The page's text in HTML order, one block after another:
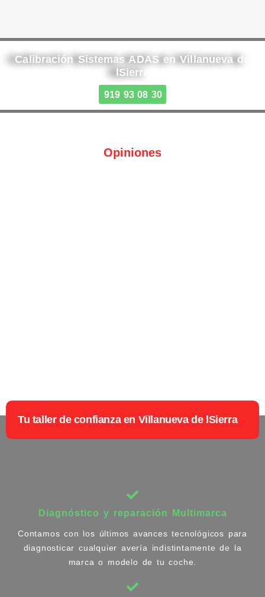
Calibración Sistemas ADAS en Villanueva de
lSierra
919 93 08 30
Opiniones
Tu taller de confianza en Villanueva de lSierra
Diagnóstico y reparación Multimarca
Contamos con los últimos avances tecnológicos para
diagnosticar cualquier avería indistintamente de la
marca o modelo de tu coche.